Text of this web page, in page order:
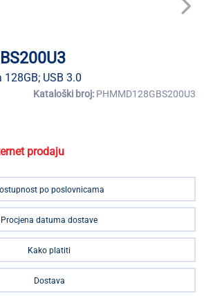
USB 3.0
Kataloški broj: PHMMD128GBS200U3
prodaju
po poslovnicama
Procjena datuma dostave
Kako platiti
Dostava